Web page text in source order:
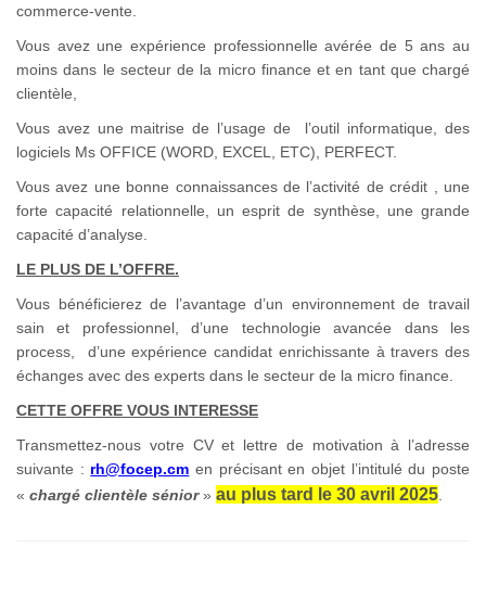
commerce-vente.
Vous avez une expérience professionnelle avérée de 5 ans au
moins dans le secteur de la micro finance et en tant que chargé
clientèle,
Vous avez une maitrise de l’usage de l’outil informatique, des
logiciels Ms OFFICE (WORD, EXCEL, ETC), PERFECT.
Vous avez une bonne connaissances de l’activité de crédit , une
forte capacité relationnelle, un esprit de synthèse, une grande
capacité d’analyse.
LE PLUS DE L’OFFRE.
Vous bénéficierez de l’avantage d’un environnement de travail
sain et professionnel, d’une technologie avancée dans les
process, d’une expérience candidat enrichissante à travers des
échanges avec des experts dans le secteur de la micro finance.
CETTE OFFRE VOUS INTERESSE
Transmettez-nous votre CV et lettre de motivation à l’adresse
suivante : rh@focep.cm en précisant en objet l’intitulé du poste
« chargé clientèle sénior » au plus tard le 30 avril 2025